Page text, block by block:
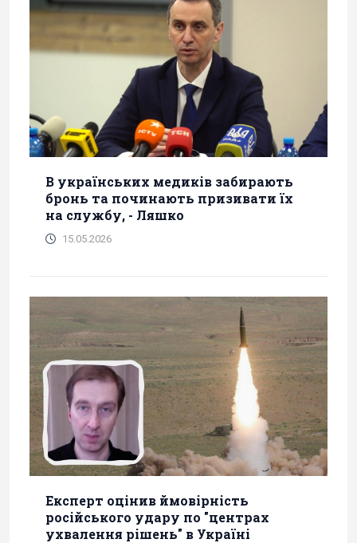
В українських медиків забирають
бронь та починають призивати їх
на службу, - Ляшко
15.05.2026
Експерт оцінив ймовірність
російського удару по "центрах
ухвалення рішень" в Україні